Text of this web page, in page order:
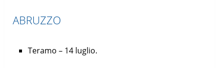
ABRUZZO
Teramo – 14 luglio.